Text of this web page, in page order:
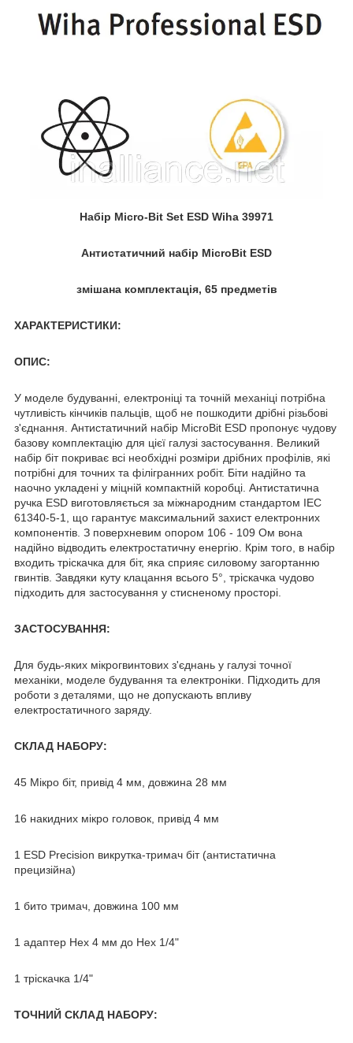
Набір Micro-Bit Set ESD Wiha 39971
Антистатичний набір MicroBit ESD
змішана комплектація, 65 предметів
ХАРАКТЕРИСТИКИ:
ОПИС:
У моделе будуванні, електроніці та точній механіці потрібна
чутливість кінчиків пальців, щоб не пошкодити дрібні різьбові
з'єднання. Антистатичний набір MicroBit ESD пропонує чудову
базову комплектацію для цієї галузі застосування. Великий
набір біт покриває всі необхідні розміри дрібних профілів, які
потрібні для точних та філігранних робіт. Біти надійно та
наочно укладені у міцній компактній коробці. Антистатична
ручка ESD виготовляється за міжнародним стандартом IEC
61340-5-1, що гарантує максимальний захист електронних
компонентів. З поверхневим опором 106 - 109 Ом вона
надійно відводить електростатичну енергію. Крім того, в набір
входить тріскачка для біт, яка сприяє силовому загортанню
гвинтів. Завдяки куту клацання всього 5°, тріскачка чудово
підходить для застосування у стисненому просторі.
ЗАСТОСУВАННЯ:
Для будь-яких мікрогвинтових з'єднань у галузі точної
механіки, моделе будування та електроніки. Підходить для
роботи з деталями, що не допускають впливу
електростатичного заряду.
СКЛАД НАБОРУ:
45 Мікро біт, привід 4 мм, довжина 28 мм
16 накидних мікро головок, привід 4 мм
1 ESD Precision викрутка-тримач біт (антистатична
прецизійна)
1 бито тримач, довжина 100 мм
1 адаптер Hex 4 мм до Hex 1/4"
1 тріскачка 1/4"
ТОЧНИЙ СКЛАД НАБОРУ: